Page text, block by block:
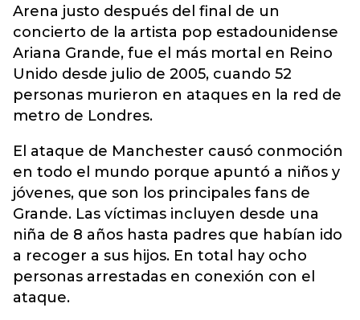
Arena justo después del final de un
concierto de la artista pop estadounidense
Ariana Grande, fue el más mortal en Reino
Unido desde julio de 2005, cuando 52
personas murieron en ataques en la red de
metro de Londres.
El ataque de Manchester causó conmoción
en todo el mundo porque apuntó a niños y
jóvenes, que son los principales fans de
Grande. Las víctimas incluyen desde una
niña de 8 años hasta padres que habían ido
a recoger a sus hijos. En total hay ocho
personas arrestadas en conexión con el
ataque.